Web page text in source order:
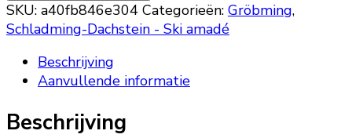
SKU: a40fb846e304 Categorieën: Gröbming,
Schladming-Dachstein - Ski amadé
Beschrijving
Aanvullende informatie
Beschrijving